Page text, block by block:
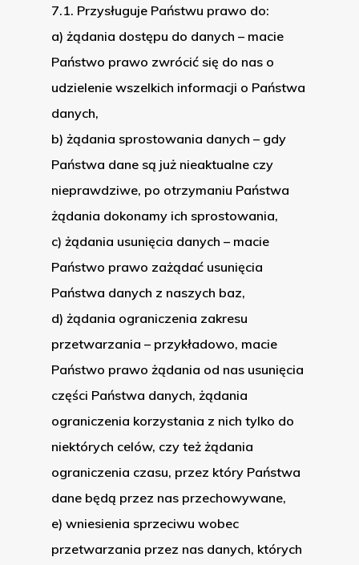
7.1. Przysługuje Państwu prawo do:
a) żądania dostępu do danych – macie
Państwo prawo zwrócić się do nas o
udzielenie wszelkich informacji o Państwa
danych,
b) żądania sprostowania danych – gdy
Państwa dane są już nieaktualne czy
nieprawdziwe, po otrzymaniu Państwa
żądania dokonamy ich sprostowania,
c) żądania usunięcia danych – macie
Państwo prawo zażądać usunięcia
Państwa danych z naszych baz,
d) żądania ograniczenia zakresu
przetwarzania – przykładowo, macie
Państwo prawo żądania od nas usunięcia
części Państwa danych, żądania
ograniczenia korzystania z nich tylko do
niektórych celów, czy też żądania
ograniczenia czasu, przez który Państwa
dane będą przez nas przechowywane,
e) wniesienia sprzeciwu wobec
przetwarzania przez nas danych, których
Team
Job
Privacy Policy
Polski